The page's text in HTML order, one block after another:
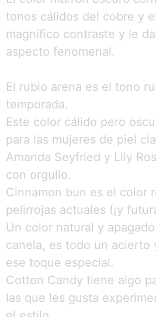
tonos cálidos del cobre y
magnífico contraste y le
aspecto fenomenal.
El rubio arena es el tono
temporada.
Este color cálido pero
para las mujeres de piel
Amanda Seyfried y Lily
con orgullo.
Cinnamon bun es el color
pelirrojas actuales (¡y
Un color natural y
canela, es todo un acierto
ese toque especial.
Cotton Candy tiene algo
las que les gusta